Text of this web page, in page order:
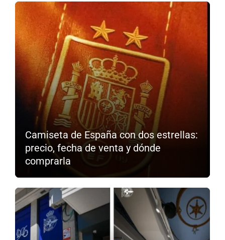
Camiseta de España con dos estrellas:
precio, fecha de venta y dónde
comprarla